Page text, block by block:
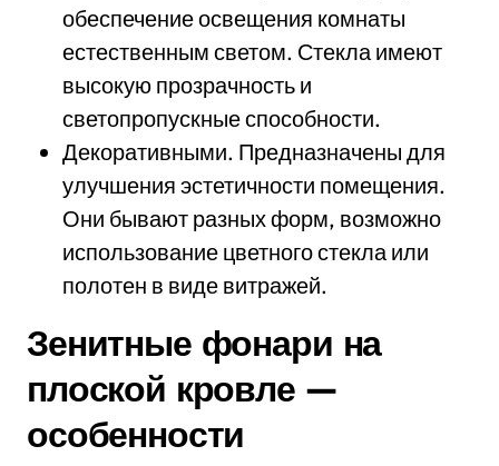
обеспечение освещения комнаты
естественным светом. Стекла имеют
высокую прозрачность и
светопропускные способности.
Декоративными. Предназначены для
улучшения эстетичности помещения.
Они бывают разных форм, возможно
использование цветного стекла или
полотен в виде витражей.
Зенитные фонари на
плоской кровле —
особенности